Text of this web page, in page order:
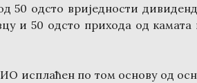
50 одсто вриједности
и 50 одсто прихода од камата
исплаћен по том основу од